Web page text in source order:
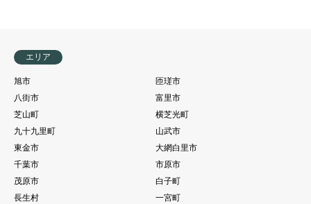
エリア
旭市
匝瑳市
八街市
富里市
芝山町
横芝光町
九十九里町
山武市
東金市
大網白里市
千葉市
市原市
茂原市
白子町
長生村
一宮町